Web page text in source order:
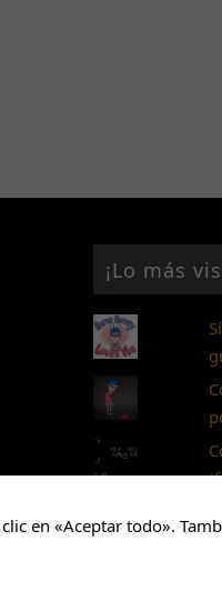
¡Lo más
en «Aceptar todo».